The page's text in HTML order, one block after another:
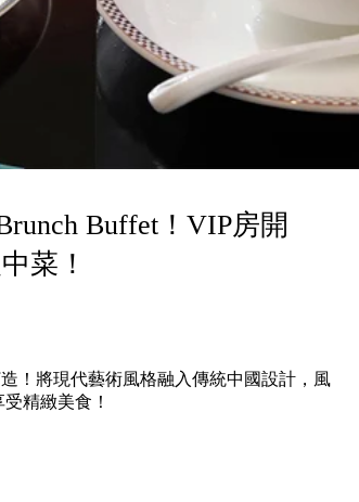
Buffet！VIP房開
菜！
！將現代藝術風格融入傳統中國設計，風
精緻美食！